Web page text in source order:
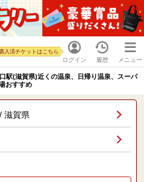
ログイン
購入済チケットはこちら
履歴 メニュー
駅(滋賀県)近くの温泉、日帰り温泉、スーパ
おすすめ
滋賀県